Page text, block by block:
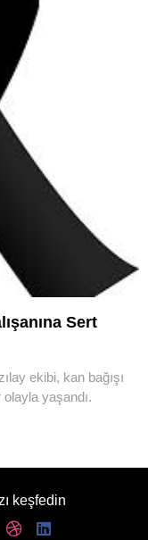
Sert
ekibi, kan bağışı
yaşandı.
keşfedin